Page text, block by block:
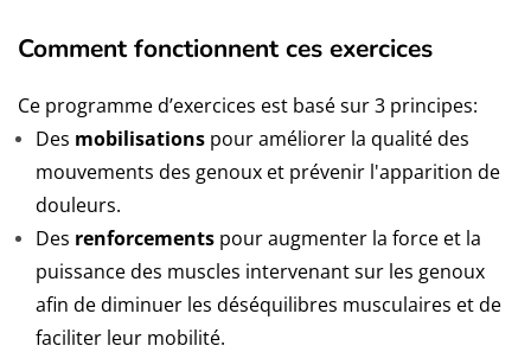
Comment fonctionnent ces exercices
Ce programme d’exercices est basé sur 3 principes:
Des mobilisations pour améliorer la qualité des
mouvements des genoux et prévenir l'apparition de
douleurs.
Des renforcements pour augmenter la force et la
puissance des muscles intervenant sur les genoux
afin de diminuer les déséquilibres musculaires et de
faciliter leur mobilité.